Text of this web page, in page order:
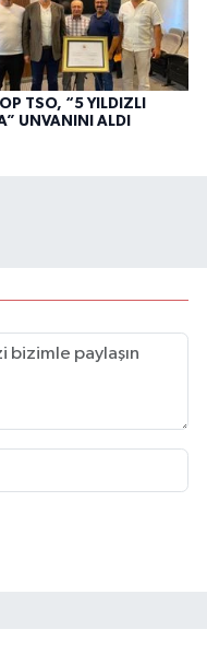
TSO, “5 YILDIZLI
UNVANINI ALDI